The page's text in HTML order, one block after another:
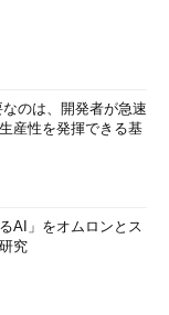
のは、開発者が急速
産性を発揮できる基
AI」をオムロンとス
究